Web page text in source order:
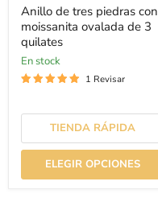
actual
Anillo de tres piedras con
moissanita ovalada de 3
quilates
En stock
1 Revisar
TIENDA RÁPIDA
ELEGIR OPCIONES